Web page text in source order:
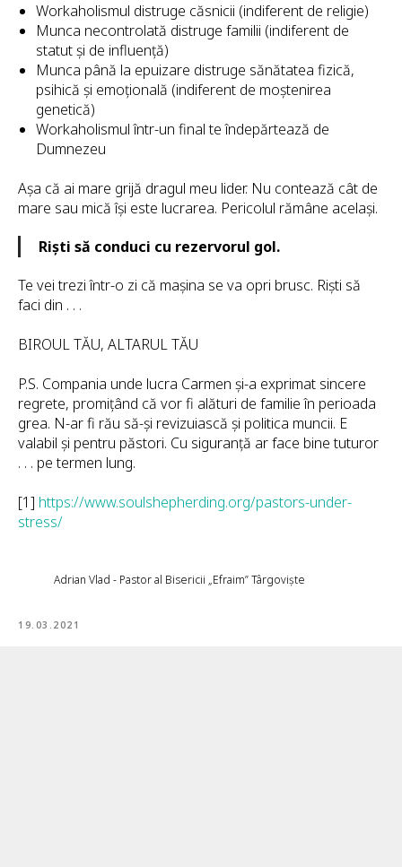
Workaholismul distruge căsnicii (indiferent de religie)
Munca necontrolată distruge familii (indiferent de
statut și de influență)
Munca până la epuizare distruge sănătatea fizică,
psihică și emoțională (indiferent de moștenirea
genetică)
Workaholismul într-un final te îndepărtează de
Dumnezeu
Așa că ai mare grijă dragul meu lider. Nu contează cât de
mare sau mică își este lucrarea. Pericolul rămâne același.
Riști să conduci cu rezervorul gol.
Te vei trezi într-o zi că mașina se va opri brusc. Riști să
faci din . . .
BIROUL TĂU, ALTARUL TĂU
P.S. Compania unde lucra Carmen și-a exprimat sincere
regrete, promițând că vor fi alături de familie în perioada
grea. N-ar fi rău să-și revizuiască și politica muncii. E
valabil și pentru păstori. Cu siguranță ar face bine tuturor
. . . pe termen lung.
[1] https://www.soulshepherding.org/pastors-under-
stress/
Adrian Vlad - Pastor al Bisericii „Efraim” Târgoviște
19.03.2021